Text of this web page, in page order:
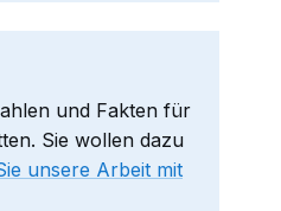
und Fakten für
Sie wollen dazu
unsere Arbeit mit